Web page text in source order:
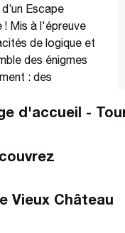
d'accueil -
Vieux Château
Escape
! Mis à l'épreuve
de logique et
des énigmes
: des
trouver, du